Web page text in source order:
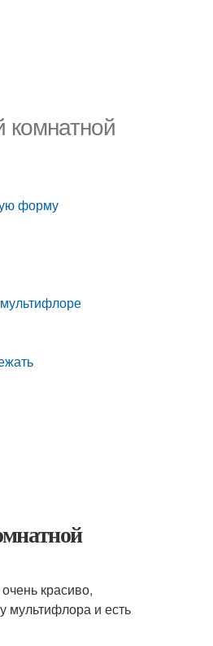
комнатной
форму
красиво,
мультифлора и есть